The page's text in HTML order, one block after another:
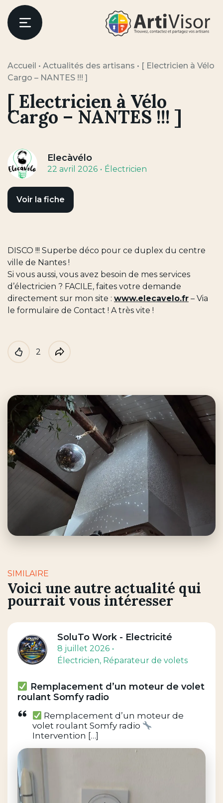
Accueil • Actualités des artisans • [ Electricien à Vélo
Cargo – NANTES !!! ]
[ Electricien à Vélo
Cargo – NANTES !!! ]
Elecàvélo
22 avril 2026 Électricien
Voir la fiche
DISCO !!! Superbe déco pour ce duplex du centre
ville de Nantes !
Si vous aussi, vous avez besoin de mes services
d’électricien ? FACILE, faites votre demande
directement sur mon site : www.elecavelo.fr – Via
le formulaire de Contact ! A très vite !
Like
2
Partager
SIMILAIRE
Voici une autre actualité qui
pourrait vous intéresser
SoluTo Work - Electricité
8 juillet 2026
Électricien, Réparateur de volets
Remplacement d’un moteur de volet
roulant Somfy radio
Remplacement d’un moteur de
volet roulant Somfy radio
Intervention […]